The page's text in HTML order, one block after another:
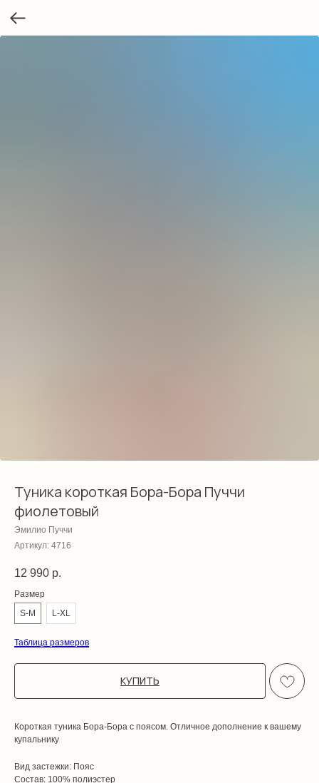
Туника короткая Бора-Бора Пуччи
фиолетовый
Эмилио Пуччи
Артикул: 4716
12 990 р.
Размер
S-M
L-XL
Таблица размеров
КУПИТЬ
Короткая туника Бора-Бора с поясом. Отличное дополнение к вашему
купальнику
Вид застежки: Пояс
Состав: 100% полиэстер